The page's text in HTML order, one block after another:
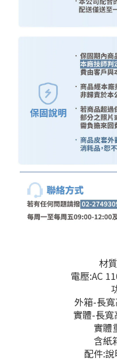
材
電壓:AC
外箱-長
實體-長
實體
含紙
配件: